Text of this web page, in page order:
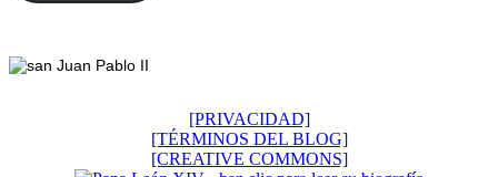
[PRIVACIDAD]
[TÉRMINOS DEL BLOG]
[CREATIVE COMMONS]